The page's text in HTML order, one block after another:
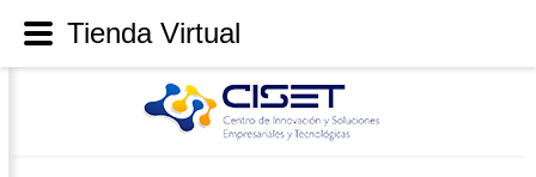
Tienda Virtual